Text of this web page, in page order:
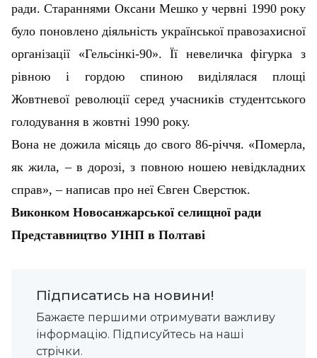
ради. Стараннями Оксани Мешко у червні 1990 року
було поновлено діяльність української правозахисної
організації «Гельсінкі-90». Її невеличка фігурка з
рівною і гордою спиною виділялася площі
Жовтневої революції серед учасників студентського
голодування в жовтні 1990 року.
Вона не дожила місяць до свого 86-річчя. «Померла,
як жила, – в дорозі, з повною ношею невідкладних
справ», – написав про неї Євген Сверстюк.
Виконком Новосанжарської селищної ради
Представництво УІНП в Полтаві
Підписатись на новини!
Бажаєте першими отримувати важливу
інформацію. Підписуйтесь на наші
стрічки.